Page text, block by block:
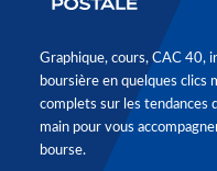
Graphique, cours, CAC 40,
boursière en quelques clics
complets sur les tendances
main pour vous
bourse.